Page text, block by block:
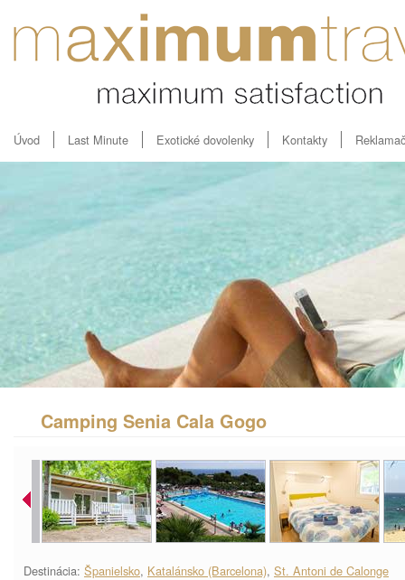
Úvod Last Minute Exotické dovolenky Kontakty
Camping Senia Cala Gogo
Destinácia: Španielsko, Katalánsko (Barcelona), St. Antoni de Calonge